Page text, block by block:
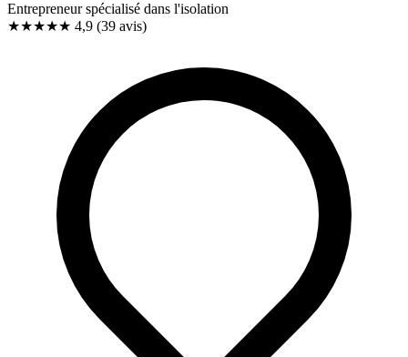
Entrepreneur spécialisé dans l'isolation
★★★★★ 4,9 (39 avis)